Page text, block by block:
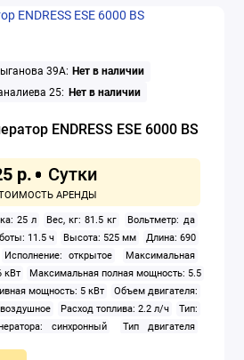
39А: Нет в наличии
25: Нет в наличии
ENDRESS ESE 6000 BS
р.
25 л Вес, кг: 81.5 кг
Вольтметр: да
11.5 ч
Высота: 525 мм
Длина: 690
Исполнение: открытое
Максимальная
кВт
Максимальная полная мощность: 5.5
мощность: 5 кВт
Объем двигателя:
Расход топлива: 2.2 л/ч
Тип:
синхронный
Тип двигателя